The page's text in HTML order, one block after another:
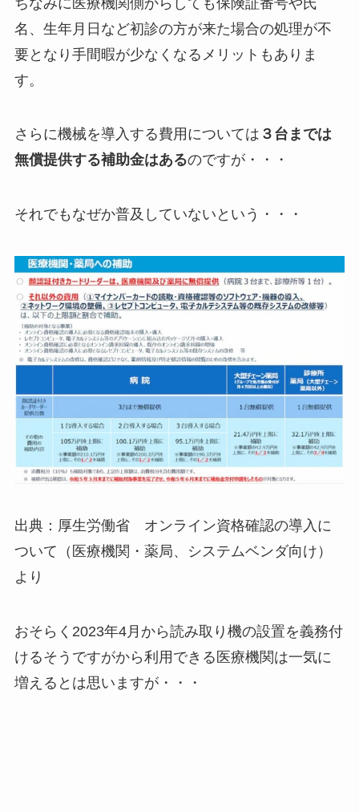
名、生年月日など初診の方が来た場合の処理が不
要となり手間暇が少なくなるメリットもありま
す。
さらに機械を導入する費用については ３台までは
無償提供する補助金はあるのですが・・・
それでもなぜか普及していないという・・・
出典：厚生労働省 オンライン資格確認の導入に
ついて（医療機関・薬局、システムベンダ向け）
より
おそらく2023年4月から読み取り機の設置を義務付
けるそうですがから利用できる医療機関は一気に
増えるとは思いますが・・・